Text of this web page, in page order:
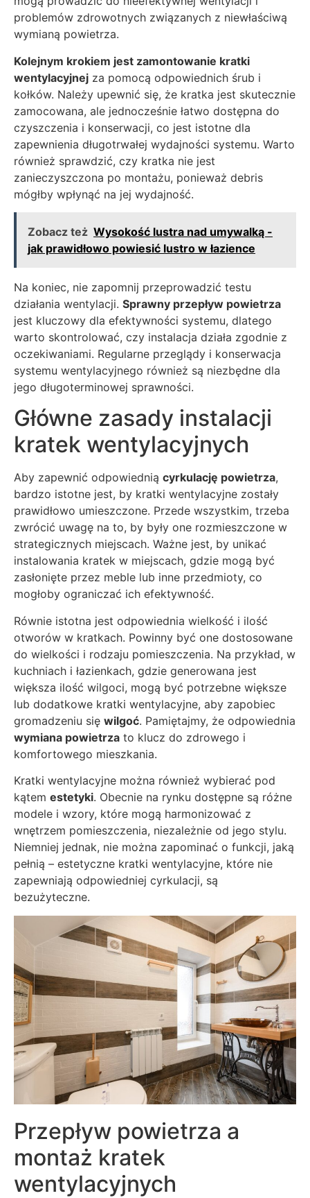
problemów zdrowotnych związanych z niewłaściwą
wymianą powietrza.
Kolejnym krokiem jest zamontowanie kratki
wentylacyjnej za pomocą odpowiednich śrub i
kołków. Należy upewnić się, że kratka jest skutecznie
zamocowana, ale jednocześnie łatwo dostępna do
czyszczenia i konserwacji, co jest istotne dla
zapewnienia długotrwałej wydajności systemu. Warto
również sprawdzić, czy kratka nie jest
zanieczyszczona po montażu, ponieważ debris
mógłby wpłynąć na jej wydajność.
Zobacz też Wysokość lustra nad umywalką -
jak prawidłowo powiesić lustro w łazience
Na koniec, nie zapomnij przeprowadzić testu
działania wentylacji. Sprawny przepływ powietrza
jest kluczowy dla efektywności systemu, dlatego
warto skontrolować, czy instalacja działa zgodnie z
oczekiwaniami. Regularne przeglądy i konserwacja
systemu wentylacyjnego również są niezbędne dla
jego długoterminowej sprawności.
Główne zasady instalacji
kratek wentylacyjnych
Aby zapewnić odpowiednią cyrkulację powietrza,
bardzo istotne jest, by kratki wentylacyjne zostały
prawidłowo umieszczone. Przede wszystkim, trzeba
zwrócić uwagę na to, by były one rozmieszczone w
strategicznych miejscach. Ważne jest, by unikać
instalowania kratek w miejscach, gdzie mogą być
zasłonięte przez meble lub inne przedmioty, co
mogłoby ograniczać ich efektywność.
Równie istotna jest odpowiednia wielkość i ilość
otworów w kratkach. Powinny być one dostosowane
do wielkości i rodzaju pomieszczenia. Na przykład, w
kuchniach i łazienkach, gdzie generowana jest
większa ilość wilgoci, mogą być potrzebne większe
lub dodatkowe kratki wentylacyjne, aby zapobiec
gromadzeniu się wilgoć. Pamiętajmy, że odpowiednia
wymiana powietrza to klucz do zdrowego i
komfortowego mieszkania.
Kratki wentylacyjne można również wybierać pod
kątem estetyki. Obecnie na rynku dostępne są różne
modele i wzory, które mogą harmonizować z
wnętrzem pomieszczenia, niezależnie od jego stylu.
Niemniej jednak, nie można zapominać o funkcji, jaką
pełnią – estetyczne kratki wentylacyjne, które nie
zapewniają odpowiedniej cyrkulacji, są
bezużyteczne.
Przepływ powietrza a
montaż kratek
wentylacyjnych